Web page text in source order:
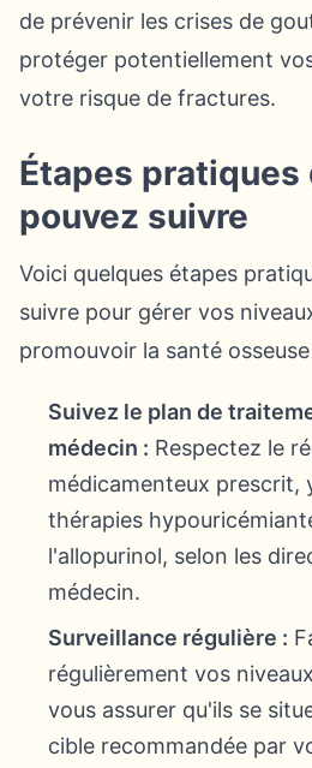
de prévenir les crises de
protéger potentiellement
votre risque de fractures.
Étapes pratiques
pouvez suivre
Voici quelques étapes
suivre pour gérer vos
promouvoir la santé
Suivez le plan de
médecin : Respectez le
médicamenteux prescrit,
thérapies
l'allopurinol, selon les
médecin.
Surveillance régulière :
régulièrement vos
vous assurer qu'ils se
cible recommandée par